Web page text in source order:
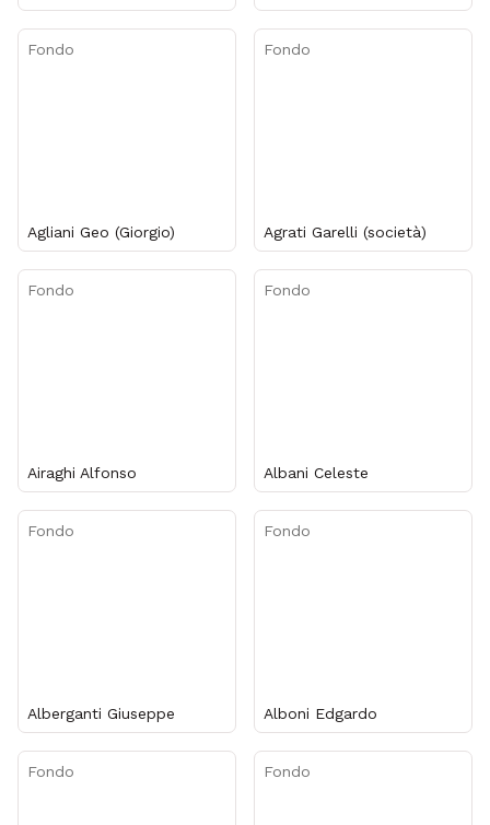
Fondo
Agliani Geo (Giorgio)
Fondo
Agrati Garelli (società)
Fondo
Airaghi Alfonso
Fondo
Albani Celeste
Fondo
Alberganti Giuseppe
Fondo
Alboni Edgardo
Fondo Fondo